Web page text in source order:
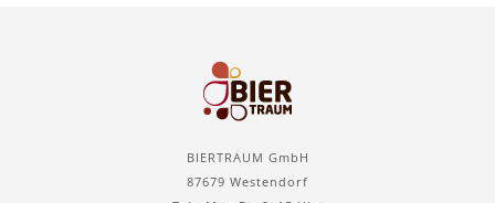
BIERTRAUM GmbH
87679 Westendorf